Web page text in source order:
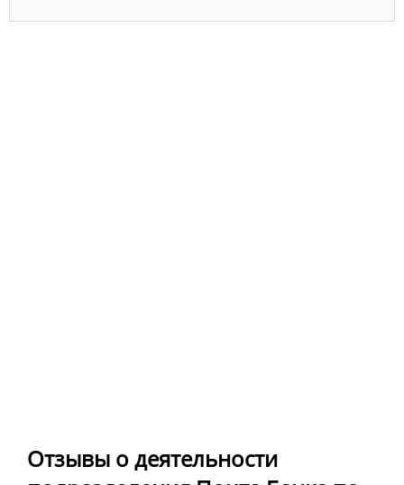
Отзывы о деятельности